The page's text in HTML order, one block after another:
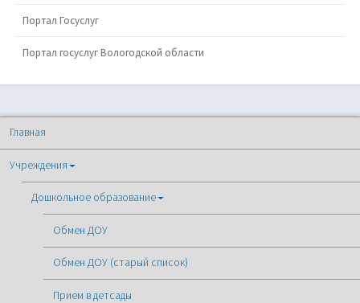
Портал Госуслуг
Портал госуслуг Вологодской области
Главная
Учреждения
Дошкольное образование
Обмен ДОУ
Обмен ДОУ (старый список)
Прием в детсады